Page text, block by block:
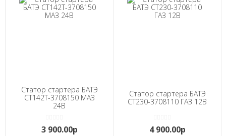
Статор стартера БАТЭ
СТ142Т-3708150 МАЗ
24В
3 900.00р
Статор стартера БАТЭ
СТ230-3708110 ГАЗ 12В
4 900.00р